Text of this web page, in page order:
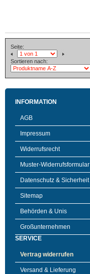
Seite:
Sortieren nach:
INFORMATION
AGB
Impressum
Widerrufsrecht
Muster-Widerrufsformular
Datenschutz & Sicherheit
Sitemap
Behörden & Unis
Großunternehmen
SERVICE
Vertrag widerrufen
Versand & Lieferung